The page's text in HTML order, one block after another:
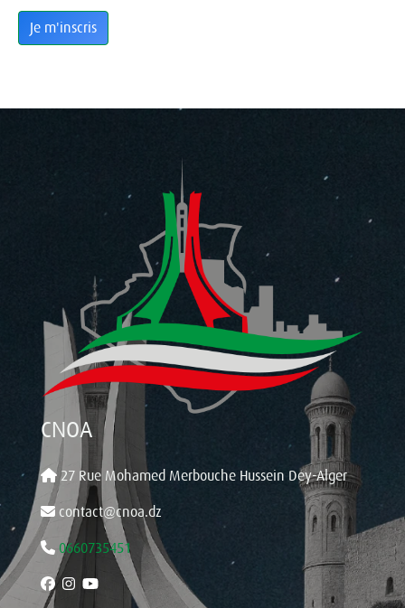
Je m'inscris
CNOA
27 Rue Mohamed Merbouche Hussein Dey-Alger
contact@cnoa.dz
0660735451